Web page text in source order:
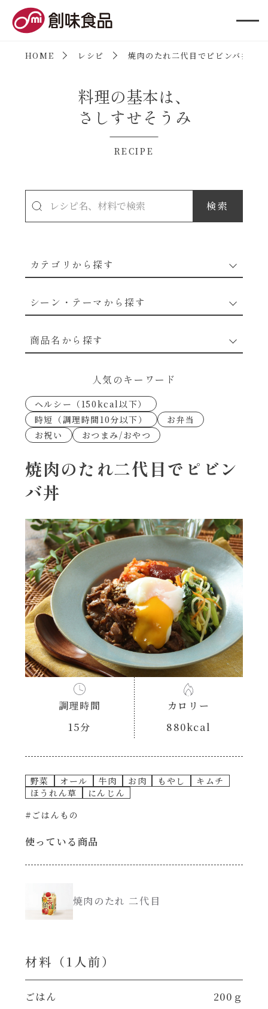
HOME レシピ 焼肉のたれ二代目でピビンバ丼
料理の基本は、
さしすせそうみ
RECIPE
カテゴリから探す
穀物類のレシピ
シーン・テーマから探す
なんでも南蛮
考えるな、二代目で炒めろ！～○○の炒め物
朝シャン（ごはん派）
朝シャン（パン派）
ヘルシー（150kcal以下）
時短（調理時間10分以下）
お弁当
お祝い
おつまみ/おやつ
サラダ
本気中華
鍋
商品名から探す
あえるハコネーゼトマトバジル
あえるハコネーゼ高菜
あえるハコネーゼミートソース
あえるハコネーゼナポリタン
あえるハコネーゼジェノベーゼ
あえるハコネーゼペペロンチーノ
あえるハコネーゼたらこクリーム
シャンタンシリーズ
シャンタン粉末
創味のつゆ
創味のつゆあまくち
京の和風だし
白だし
そうめんつゆ
人気のキーワード
ヘルシー（150kcal以下）
時短（調理時間10分以下）
お弁当
お祝い
おつまみ/おやつ
焼肉のたれ二代目でピビン
バ丼
調理時間
15分
カロリー
880kcal
野菜 オール 牛肉 お肉 もやし
キムチ
ほうれん草
にんじん
#ごはんもの
使っている商品
焼肉のたれ 二代目
材料（1⼈前）
ごはん 200ｇ